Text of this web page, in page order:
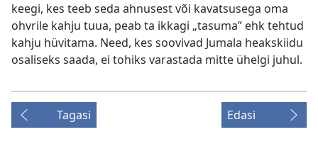
keegi, kes teeb seda ahnusest või kavatsusega oma
ohvrile kahju tuua, peab ta ikkagi „tasuma” ehk tehtud
kahju hüvitama. Need, kes soovivad Jumala heakskiidu
osaliseks saada, ei tohiks varastada mitte ühelgi juhul.
Tagasi Edasi